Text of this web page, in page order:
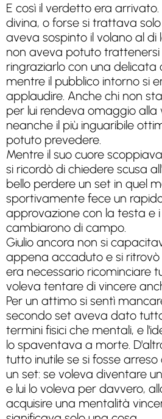
E così il verdetto era
divina, o forse si trattava
aveva sospinto il volano al di
non aveva potuto trattenersi
ringraziarlo con una delicata
mentre il pubblico intorno si
applaudire. Anche chi non
per lui rendeva omaggio
neanche il più inguaribile
potuto prevedere.
Mentre il suo cuore
si ricordò di chiedere scusa
bello perdere un set in quel
sportivamente fece un
approvazione con la testa e
cambiarono di campo.
Giulio ancora non si
appena accaduto e si
era necessario ricominciare
voleva tentare di vincere
Per un attimo si sentì
secondo set aveva dato
termini fisici che mentali, e
lo spaventava a morte.
tutto inutile se si fosse
un set: se voleva diventare
e lui lo voleva per davvero,
acquisire una mentalità